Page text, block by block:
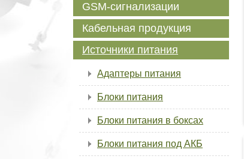
GSM-сигнализации
Кабельная продукция
Источники питания
Адаптеры питания
Блоки питания
Блоки питания в боксах
Блоки питания под АКБ